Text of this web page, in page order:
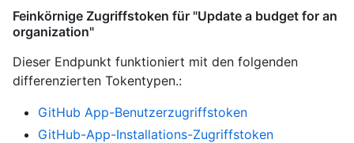
Feinkörnige Zugriffstoken für "Update a budget for an
organization"
Dieser Endpunkt funktioniert mit den folgenden
differenzierten Tokentypen.:
GitHub App-Benutzerzugriffstoken
GitHub-App-Installations-Zugriffstoken